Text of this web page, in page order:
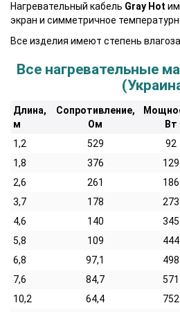
Нагревательный кабель Gray Hot
экран и симметричное
Все изделия имеют степень
Все нагревательные
Длина,
м
Cопротивление,
Ом
Вт
1,2
529 92
1,8
376 129
2,6
261 186
3,7
178 273
4,6
140 345
5,8
109 444
6,8
97,1 498
7,6
84,7 571
10,2
64,4 752